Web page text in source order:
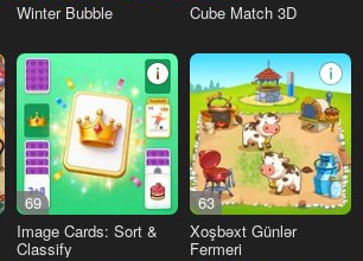
Winter Bubble
Cube Match 3D
69
Image Cards: Sort &
Classify
63
Xoşbəxt Günlər
Fermeri